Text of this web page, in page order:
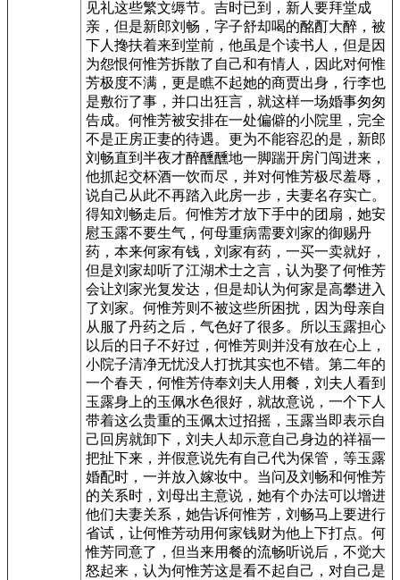
见礼这些繁文缛节。吉时已到，新人要拜堂成
亲，但是新郎刘畅，字子舒却喝的酩酊大醉，被
下人搀扶着来到堂前，他虽是个读书人，但是因
为怨恨何惟芳拆散了自己和有情人，因此对何惟
芳极度不满，更是瞧不起她的商贾出身，行李也
是敷衍了事，并口出狂言，就这样一场婚事匆匆
告成。何惟芳被安排在一处偏僻的小院里，完全
不是正房正妻的待遇。更为不能容忍的是，新郎
刘畅直到半夜才醉醺醺地一脚踹开房门闯进来，
他抓起交杯酒一饮而尽，并对何惟芳极尽羞辱，
说自己从此不再踏入此房一步，夫妻名存实亡。
得知刘畅走后。何惟芳才放下手中的团扇，她安
慰玉露不要生气，何母重病需要刘家的御赐丹
药，本来何家有钱，刘家有药，一买一卖就好，
但是刘家却听了江湖术士之言，认为娶了何惟芳
会让刘家光复发达，但是却认为何家是高攀进入
了刘家。何惟芳则不被这些所困扰，因为母亲自
从服了丹药之后，气色好了很多。所以玉露担心
以后的日子不好过，何惟芳则并没有放在心上，
小院子清净无忧没人打扰其实也不错。第二年的
一个春天，何惟芳侍奉刘夫人用餐，刘夫人看到
玉露身上的玉佩水色很好，就故意说，一个下人
带着这么贵重的玉佩太过招摇，玉露当即表示自
己回房就卸下，刘夫人却示意自己身边的祥福一
把扯下来，并假意说先有自己代为保管，等玉露
婚配时，一并放入嫁妆中。当问及刘畅和何惟芳
的关系时，刘母出主意说，她有个办法可以增进
他们夫妻关系，她告诉何惟芳，刘畅马上要进行
省试，让何惟芳动用何家钱财为他上下打点。何
惟芳同意了，但当来用餐的流畅听说后，不觉大
怒起来，认为何惟芳这是看不起自己，对自己是